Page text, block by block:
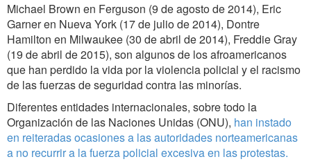
Michael Brown en Ferguson (9 de agosto de 2014), Eric
Garner en Nueva York (17 de julio de 2014), Dontre
Hamilton en Milwaukee (30 de abril de 2014), Freddie Gray
(19 de abril de 2015), son algunos de los afroamericanos
que han perdido la vida por la violencia policial y el racismo
de las fuerzas de seguridad contra las minorías.
Diferentes entidades internacionales, sobre todo la
Organización de las Naciones Unidas (ONU), han instado
en reiteradas ocasiones a las autoridades norteamericanas
a no recurrir a la fuerza policial excesiva en las protestas.